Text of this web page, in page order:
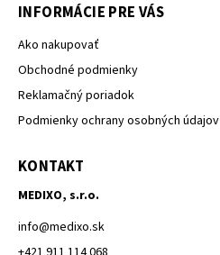
INFORMÁCIE PRE VÁS
Ako nakupovať
Obchodné podmienky
Reklamačný poriadok
Podmienky ochrany osobných údajov
KONTAKT
MEDIXO, s.r.o.
info@medixo.sk